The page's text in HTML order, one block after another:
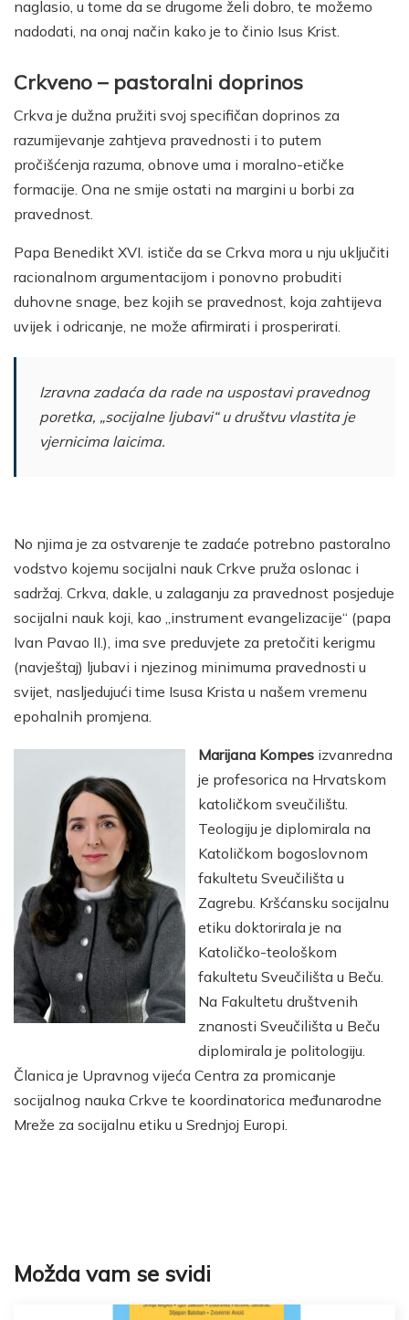
naglasio, u tome da se drugome želi dobro, te možemo
nadodati, na onaj način kako je to činio Isus Krist.
Crkveno – pastoralni doprinos
Crkva je dužna pružiti svoj specifičan doprinos za
razumijevanje zahtjeva pravednosti i to putem
pročišćenja razuma, obnove uma i moralno-etičke
formacije. Ona ne smije ostati na margini u borbi za
pravednost.
Papa Benedikt XVI. ističe da se Crkva mora u nju uključiti
racionalnom argumentacijom i ponovno probuditi
duhovne snage, bez kojih se pravednost, koja zahtijeva
uvijek i odricanje, ne može afirmirati i prosperirati.
Izravna zadaća da rade na uspostavi pravednog
poretka, „socijalne ljubavi“ u društvu vlastita je
vjernicima laicima.
No njima je za ostvarenje te zadaće potrebno pastoralno
vodstvo kojemu socijalni nauk Crkve pruža oslonac i
sadržaj. Crkva, dakle, u zalaganju za pravednost posjeduje
socijalni nauk koji, kao „instrument evangelizacije“ (papa
Ivan Pavao II.), ima sve preduvjete za pretočiti kerigmu
(navještaj) ljubavi i njezinog minimuma pravednosti u
svijet, nasljedujući time Isusa Krista u našem vremenu
epohalnih promjena.
Marijana Kompes izvanredna
je profesorica na Hrvatskom
katoličkom sveučilištu.
Teologiju je diplomirala na
Katoličkom bogoslovnom
fakultetu Sveučilišta u
Zagrebu. Kršćansku socijalnu
etiku doktorirala je na
Katoličko-teološkom
fakultetu Sveučilišta u Beču.
Na Fakultetu društvenih
znanosti Sveučilišta u Beču
diplomirala je politologiju.
Članica je Upravnog vijeća Centra za promicanje
socijalnog nauka Crkve te koordinatorica međunarodne
Mreže za socijalnu etiku u Srednjoj Europi.
Možda vam se svidi